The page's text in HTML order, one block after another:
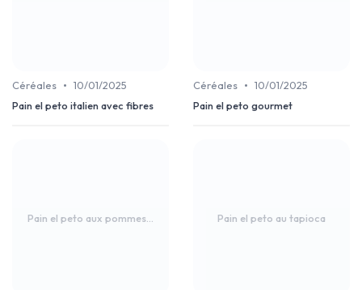
Céréales • 10/01/2025
Pain el peto italien avec fibres
Céréales • 10/01/2025
Pain el peto gourmet
Pain el peto aux pommes... Pain el peto au tapioca